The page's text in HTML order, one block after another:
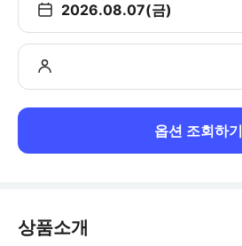
2026.08.07(금)
옵션 조회하기
상품소개